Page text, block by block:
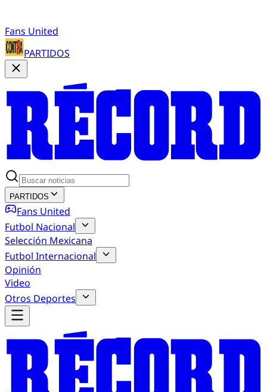
Fans United
PARTIDOS
PARTIDOS
Fans United
Futbol Nacional
Selección Mexicana
Futbol Internacional
Opinión
Video
Otros Deportes